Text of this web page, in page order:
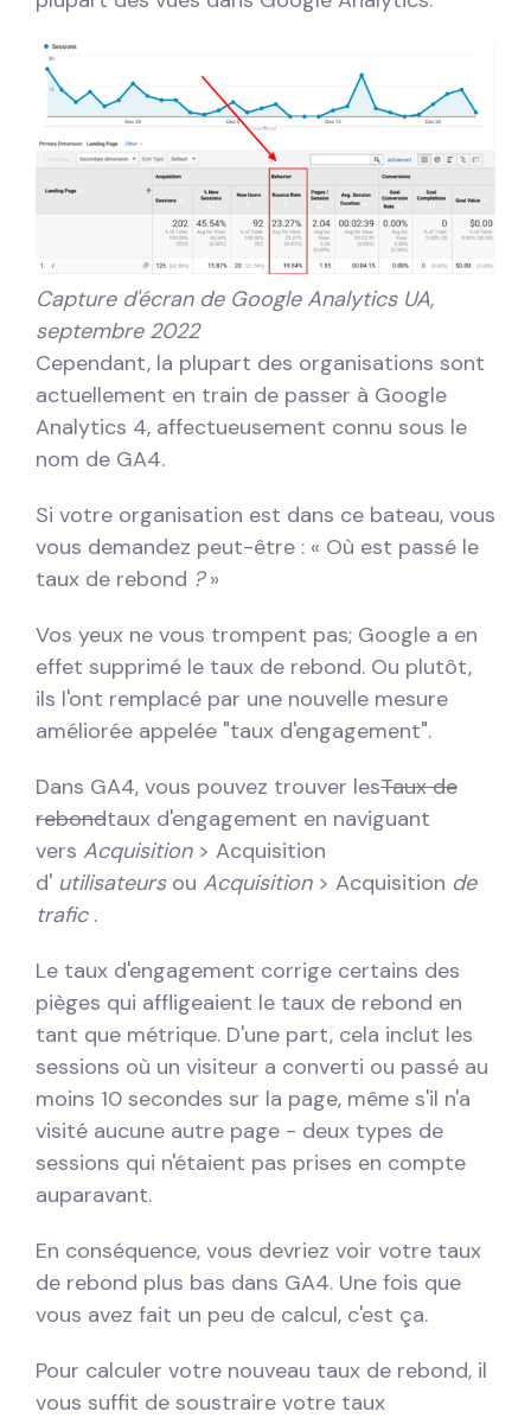
Capture d'écran de Google Analytics UA,
septembre 2022
Cependant, la plupart des organisations sont
actuellement en train de passer à Google
Analytics 4, affectueusement connu sous le
nom de GA4.
Si votre organisation est dans ce bateau, vous
vous demandez peut-être : « Où est passé le
taux de rebond ?»
Vos yeux ne vous trompent pas; Google a en
effet supprimé le taux de rebond. Ou plutôt,
ils l'ont remplacé par une nouvelle mesure
améliorée appelée "taux d'engagement".
Dans GA4, vous pouvez trouver lesTaux de
rebondtaux d'engagement en naviguant
vers Acquisition> Acquisition
d' utilisateursou Acquisition> Acquisition de
trafic.
Le taux d'engagement corrige certains des
pièges qui affligeaient le taux de rebond en
tant que métrique. D'une part, cela inclut les
sessions où un visiteur a converti ou passé au
moins 10 secondes sur la page, même s'il n'a
visité aucune autre page - deux types de
sessions qui n'étaient pas prises en compte
auparavant.
En conséquence, vous devriez voir votre taux
de rebond plus bas dans GA4. Une fois que
vous avez fait un peu de calcul, c'est ça.
Pour calculer votre nouveau taux de rebond, il
vous suffit de soustraire votre taux